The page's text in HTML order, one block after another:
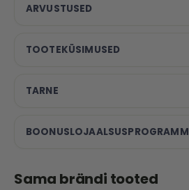
ARVUSTUSED
TOOTEKÜSIMUSED
TARNE
BOONUSLOJAALSUSPROGRAMM
Sama brändi tooted